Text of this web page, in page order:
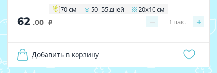
70 см 50–55 дней 20х10 см
62 .00 i − +
1 пак.
Добавить в корзину